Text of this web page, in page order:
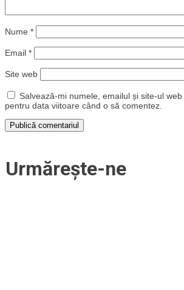
Nume *
Email *
Site web
Salvează-mi numele, emailul și site-ul
pentru data viitoare când o să comentez.
Urmărește-ne